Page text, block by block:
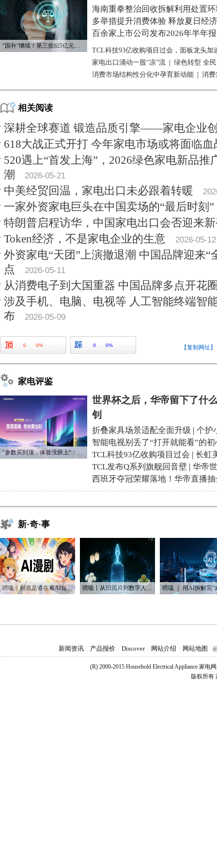
“国补”继续！第三批625亿元资金已下达
海南重拳整治回收拆解利用处置
多举措提升消费体验 释放夏日经
百余家上市公司发布2026年半年报
TCL科技93亿收购项目过会，面板龙头加
家电出口涌动一股“凉”流
绿色转型 全
消费市场结构性分化中孕育新动能
消费
相关阅读
深耕全球赛道 锻造品质引擎——家电企业
618大战正式开打 今年家电市场或将面临血
520遇上“首发上海”，2026绿色家电新品推
潮
2026-05-21
中美经贸回温，家电出口未必跟着转暖
一家外资家电巨头在中国卖场的“最后时刻”
特朗普启程访华，中国家电出口会否迎来
Token经济，不是家电企业的生意
2026-05-12
外资家电“天团”上演撤退潮 中国品牌迎来“
点
2026-05-11
从消费电子到大国重器 中国品牌多点开花
涉及手机、电脑、电视等 人工智能终端智
布
2026-05-09
0 0% 0 0% 【复制网址】
家电评鉴
“参数买到顶，体验没跟上“：长虹追光Q70S给高端电视打了个样
世界杯之后，华帝留下了什
钊
折叠家具场景适配全面升级 | 个护
智能电视别丢了“打开就能看”的初
TCL科技93亿收购项目过会 | 长虹
TCL发布Q系列旗舰回音壁 | 华帝
西班牙夺冠荣耀落地！华帝直播
新·奇·事
唠嗑｜到底是谁在看AI短剧？！ 唠嗑丨从旧照片到数字人：AI如何“复活”我们的思念
新闻资讯 产品报价 Discover 网站介绍 网站地图
(R) 2000-2015 Household Electrical Appliance 家电
版权所有